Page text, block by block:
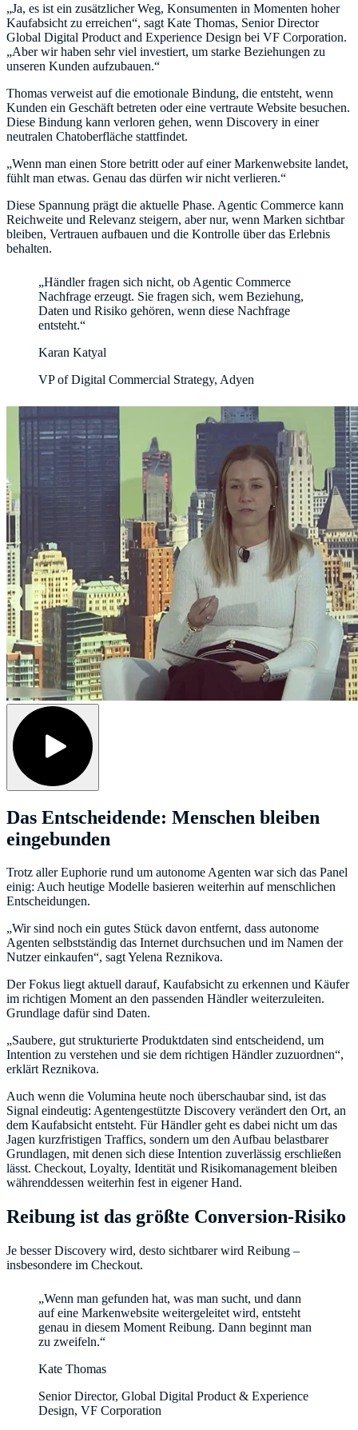
„Ja, es ist ein zusätzlicher Weg, Konsumenten in Momenten hoher
Kaufabsicht zu erreichen“, sagt Kate Thomas, Senior Director
Global Digital Product and Experience Design bei VF Corporation.
„Aber wir haben sehr viel investiert, um starke Beziehungen zu
unseren Kunden aufzubauen.“
Thomas verweist auf die emotionale Bindung, die entsteht, wenn
Kunden ein Geschäft betreten oder eine vertraute Website besuchen.
Diese Bindung kann verloren gehen, wenn Discovery in einer
neutralen Chatoberfläche stattfindet.
„Wenn man einen Store betritt oder auf einer Markenwebsite landet,
fühlt man etwas. Genau das dürfen wir nicht verlieren.“
Diese Spannung prägt die aktuelle Phase. Agentic Commerce kann
Reichweite und Relevanz steigern, aber nur, wenn Marken sichtbar
bleiben, Vertrauen aufbauen und die Kontrolle über das Erlebnis
behalten.
„Händler fragen sich nicht, ob Agentic Commerce
Nachfrage erzeugt. Sie fragen sich, wem Beziehung,
Daten und Risiko gehören, wenn diese Nachfrage
entsteht.“
Karan Katyal
VP of Digital Commercial Strategy, Adyen
Das Entscheidende: Menschen bleiben
eingebunden
Trotz aller Euphorie rund um autonome Agenten war sich das Panel
einig: Auch heutige Modelle basieren weiterhin auf menschlichen
Entscheidungen.
„Wir sind noch ein gutes Stück davon entfernt, dass autonome
Agenten selbstständig das Internet durchsuchen und im Namen der
Nutzer einkaufen“, sagt Yelena Reznikova.
Der Fokus liegt aktuell darauf, Kaufabsicht zu erkennen und Käufer
im richtigen Moment an den passenden Händler weiterzuleiten.
Grundlage dafür sind Daten.
„Saubere, gut strukturierte Produktdaten sind entscheidend, um
Intention zu verstehen und sie dem richtigen Händler zuzuordnen“,
erklärt Reznikova.
Auch wenn die Volumina heute noch überschaubar sind, ist das
Signal eindeutig: Agentengestützte Discovery verändert den Ort, an
dem Kaufabsicht entsteht. Für Händler geht es dabei nicht um das
Jagen kurzfristigen Traffics, sondern um den Aufbau belastbarer
Grundlagen, mit denen sich diese Intention zuverlässig erschließen
lässt. Checkout, Loyalty, Identität und Risikomanagement bleiben
währenddessen weiterhin fest in eigener Hand.
Reibung ist das größte Conversion-Risiko
Je besser Discovery wird, desto sichtbarer wird Reibung –
insbesondere im Checkout.
„Wenn man gefunden hat, was man sucht, und dann
auf eine Markenwebsite weitergeleitet wird, entsteht
genau in diesem Moment Reibung. Dann beginnt man
zu zweifeln.“
Kate Thomas
Senior Director, Global Digital Product & Experience
Design, VF Corporation